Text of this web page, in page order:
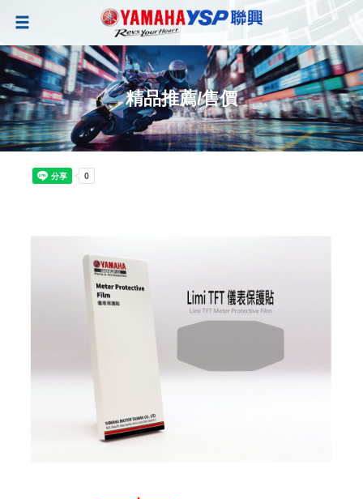
精品推薦/售價